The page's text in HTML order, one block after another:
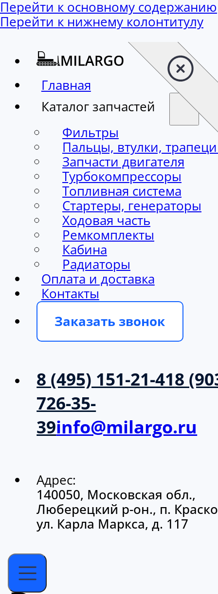
Перейти к основному содержанию
Перейти к нижнему колонтитулу
Главная
Каталог запчастей
Фильтры
Пальцы, втулки,
Запчасти двигателя
Турбокомпрессоры
Топливная система
Стартеры, генераторы
Ходовая часть
Ремкомплекты
Кабина
Радиаторы
Оплата и доставка
Контакты
Заказать звонок
8 (495) 151-21-418
726-35-
39info@milargo.ru
Адрес:
140050, Московская обл.,
Люберецкий р-он., п.
ул. Карла Маркса, д. 117